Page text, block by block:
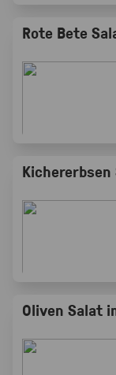
Rote Bete
Kichererbsen
Oliven Salat